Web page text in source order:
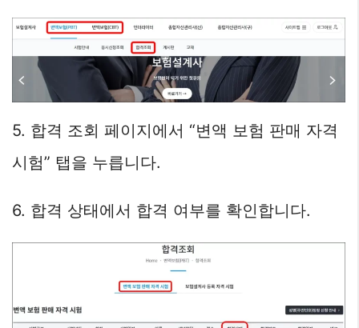
5. 합격 조회 페이지에서 “변액 보험 판매 자격
시험” 탭을 누릅니다.
6. 합격 상태에서 합격 여부를 확인합니다.